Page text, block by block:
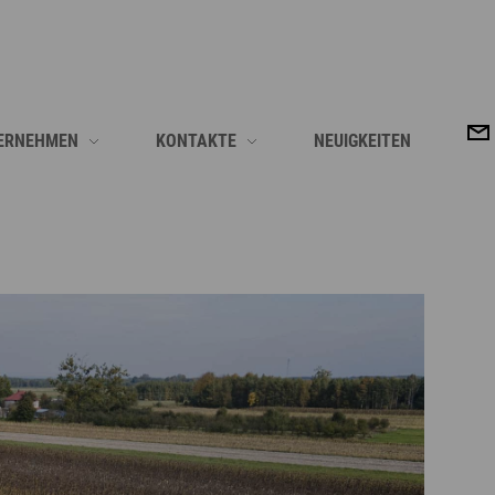
(M/W/D)
(M/W/D) NIEDERSACHSEN
(M/W/D)
(M/W/D) BADEN WÜRTTEMBERG
AKTIVITÄTEN
IN ZAHLEN
MISSION ALS SAATGUTZÜCHTER
SIND
KONTAKTE
KONTAKT SALES ADMINISTRATION / SUPPLY
KONTAKT ZUCHTSTATIONEN
KONTAKT ZENTRALE NORDERSTEDT
KONTAKT MARKETING& CROPMANAGEMENT
NEUIGKEITEN